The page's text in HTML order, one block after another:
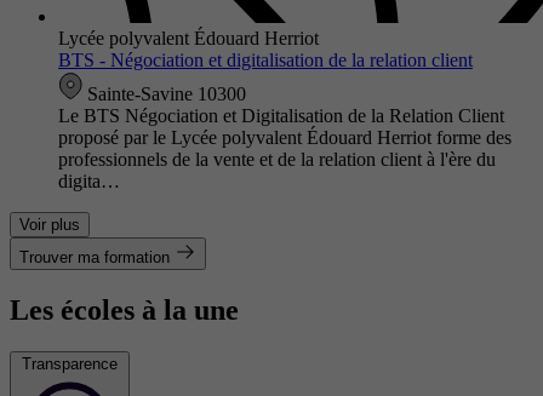
Lycée polyvalent Édouard Herriot
BTS - Négociation et digitalisation de la relation client
Sainte-Savine 10300
Le BTS Négociation et Digitalisation de la Relation Client
proposé par le Lycée polyvalent Édouard Herriot forme des
professionnels de la vente et de la relation client à l'ère du
digita…
Voir plus
Trouver ma formation
Les écoles à la une
Transparence